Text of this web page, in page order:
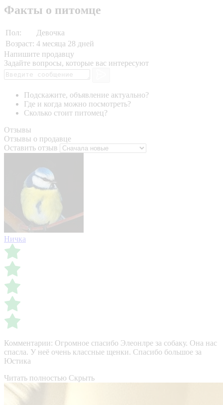
Факты о питомце
Пол:
Девочка
Возраст: 4 месяца 28 дней
Напишите продавцу
Задайте вопросы, которые вас интересуют
Подскажите, объявление актуально?
Где и когда можно посмотреть?
Сколько стоит питомец?
Отзывы
Отзывы о продавце
Оставить отзыв
Ничка
Комментарии: Огромное спасибо Элеонлре за собаку. Она нас
спасла. У неё очень классные щенки. Спасибо большое за
Юстика
Читать полностью Скрыть